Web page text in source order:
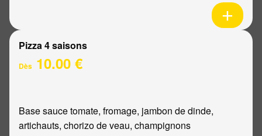
Pizza 4 saisons
Dès 10.00 €
Base sauce tomate, fromage, jambon de dinde,
artichauts, chorizo de veau, champignons